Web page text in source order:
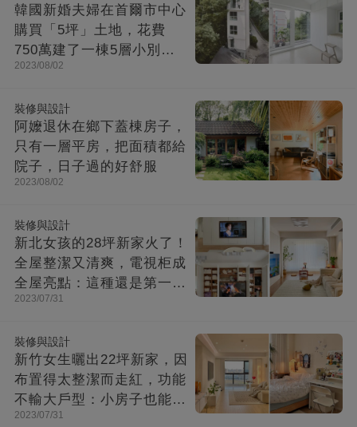
韓國新婚夫婦在首爾市中心
購買「5坪」土地，花費
750萬建了一棟5層小別
墅：小房子卻幸福感爆棚
2023/08/02
裝修與設計
阿嬤退休在鄉下蓋棟房子，
只有一層平房，把面積都給
院子，日子過的好舒服
2023/08/02
裝修與設計
新北女孩的28坪新家火了！
全屋整潔又清爽，電視柜成
全屋亮點：這種還是第一次
見！
2023/07/31
裝修與設計
新竹女生曬出22坪新家，因
布置得太整潔而走紅，功能
不輸大戶型：小房子也能住
出幸福感
2023/07/31